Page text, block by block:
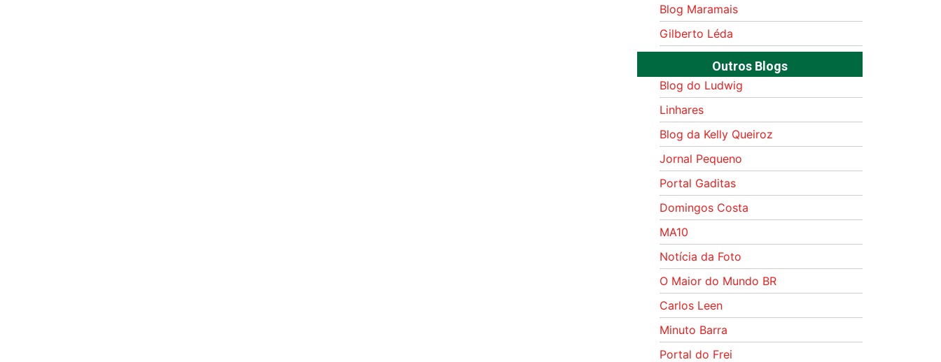
Blog Maramais
Gilberto Léda
Outros Blogs
Blog do Ludwig
Linhares
Blog da Kelly Queiroz
Jornal Pequeno
Portal Gaditas
Domingos Costa
MA10
Notícia da Foto
O Maior do Mundo BR
Carlos Leen
Minuto Barra
Portal do Frei